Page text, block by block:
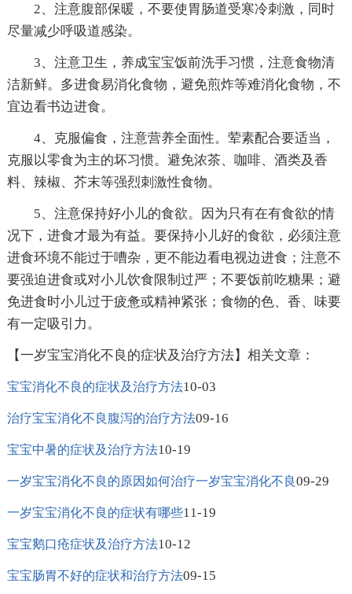
2、注意腹部保暖，不要使胃肠道受寒冷刺激，同时
尽量减少呼吸道感染。
3、注意卫生，养成宝宝饭前洗手习惯，注意食物清
洁新鲜。多进食易消化食物，避免煎炸等难消化食物，不
宜边看书边进食。
4、克服偏食，注意营养全面性。荤素配合要适当，
克服以零食为主的坏习惯。避免浓茶、咖啡、酒类及香
料、辣椒、芥末等强烈刺激性食物。
5、注意保持好小儿的食欲。因为只有在有食欲的情
况下，进食才最为有益。要保持小儿好的食欲，必须注意
进食环境不能过于嘈杂，更不能边看电视边进食；注意不
要强迫进食或对小儿饮食限制过严；不要饭前吃糖果；避
免进食时小儿过于疲惫或精神紧张；食物的色、香、味要
有一定吸引力。
【一岁宝宝消化不良的症状及治疗方法】相关文章：
宝宝消化不良的症状及治疗方法10-03
治疗宝宝消化不良腹泻的治疗方法09-16
宝宝中暑的症状及治疗方法10-19
一岁宝宝消化不良的原因如何治疗一岁宝宝消化不良09-29
一岁宝宝消化不良的症状有哪些11-19
宝宝鹅口疮症状及治疗方法10-12
宝宝肠胃不好的症状和治疗方法09-15